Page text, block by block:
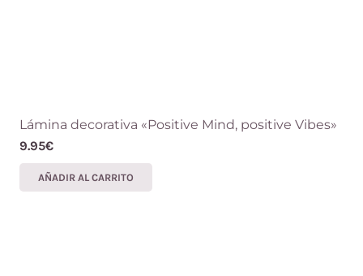
Lámina decorativa «Positive Mind, positive Vibes»
9.95€
AÑADIR AL CARRITO